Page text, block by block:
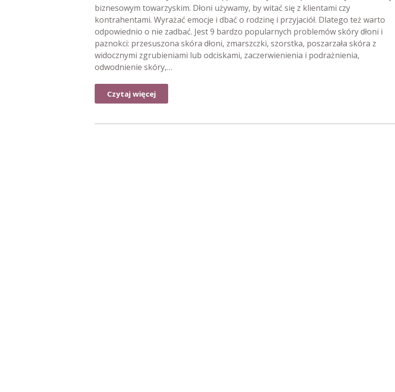
biznesowym towarzyskim. Dłoni używamy, by witać się z klientami czy
kontrahentami. Wyrażać emocje i dbać o rodzinę i przyjaciół. Dlatego też warto
odpowiednio o nie zadbać. Jest 9 bardzo popularnych problemów skóry dłoni i
paznokci: przesuszona skóra dłoni, zmarszczki, szorstka, poszarzała skóra z
widocznymi zgrubieniami lub odciskami, zaczerwienienia i podrażnienia,
odwodnienie skóry,…
Czytaj więcej